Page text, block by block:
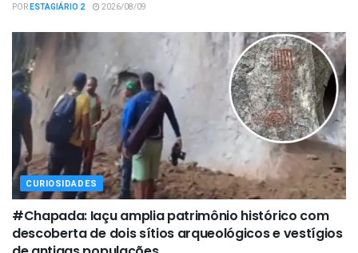
PORESTAGIÁRIO 2 2026/08/09
CURIOSIDADES
#Chapada: Iaçu amplia patrimônio histórico com
descoberta de dois sítios arqueológicos e vestígios